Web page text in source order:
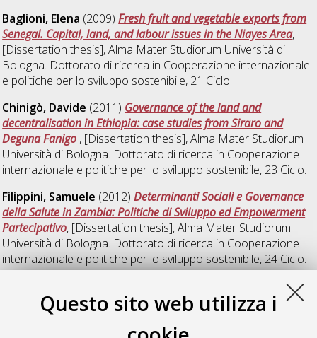
Questo sito web utilizza i
Baglioni, Elena (2009)Fresh fruit and vegetable exports from
Senegal. Capital, land, and labour issues in the Niayes Area,
[Dissertation thesis], Alma Mater Studiorum Università di
Bologna. Dottorato di ricerca in Cooperazione internazionale
e politiche per lo sviluppo sostenibile, 21 Ciclo.
Chinigò, Davide (2011) Governance of the land and
decentralisation in Ethiopia: case studies from Siraro and
Deguna Fanigo , [Dissertation thesis], Alma Mater Studiorum
Università di Bologna. Dottorato di ricerca in Cooperazione
internazionale e politiche per lo sviluppo sostenibile, 23 Ciclo.
Filippini, Samuele (2012)Determinanti Sociali e Governance
della Salute in Zambia: Politiche di Sviluppo ed Empowerment
Partecipativo, [Dissertation thesis], Alma Mater Studiorum
Università di Bologna. Dottorato di ricerca in Cooperazione
internazionale e politiche per lo sviluppo sostenibile, 24 Ciclo.
DOI 10.6092/unibo/amsdottorato/5024.
Poli, Marcello(2018) The Ethiopian Way to Agrarian
Transformation: Agricultural Clusters in South Wollo,
[Dissertation thesis], Alma Mater Studiorum Università di